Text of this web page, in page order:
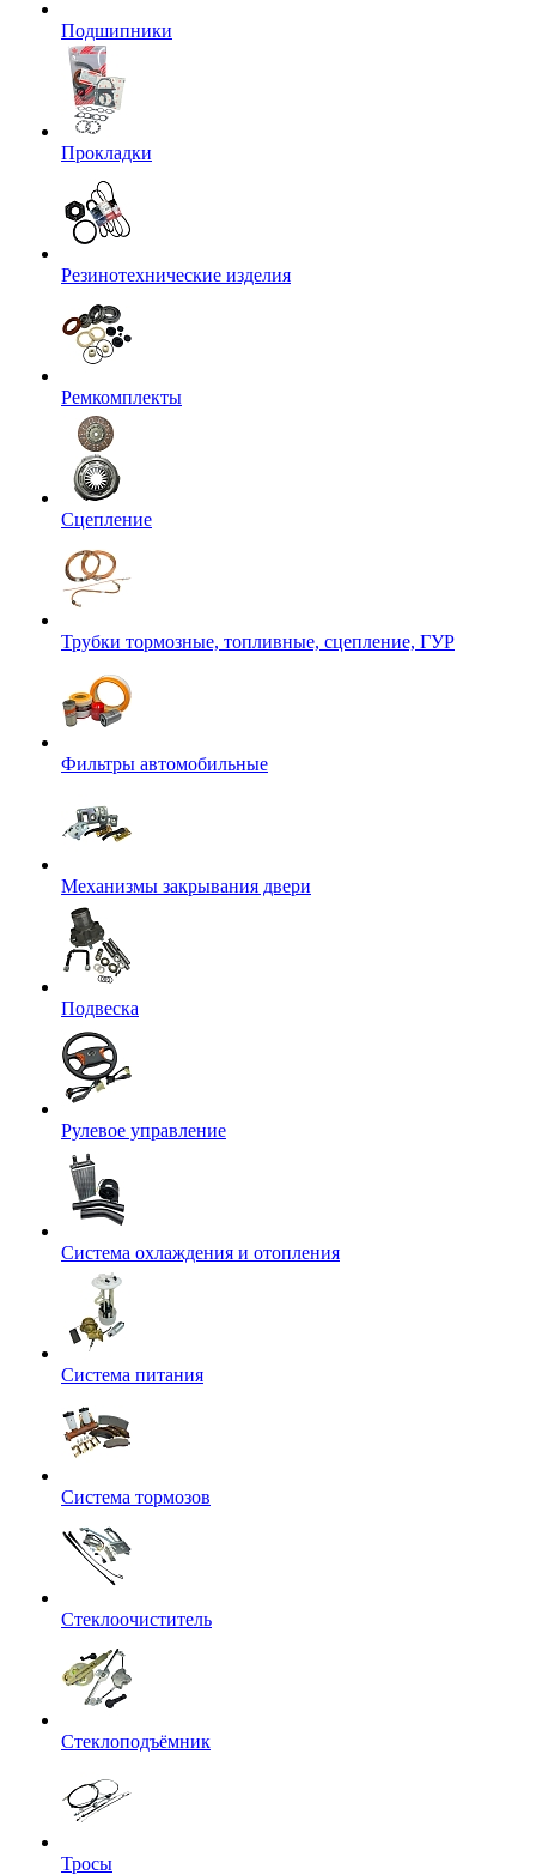
Подшипники
Прокладки
Резинотехнические изделия
Ремкомплекты
Сцепление
Трубки тормозные, топливные, сцепление, ГУР
Фильтры автомобильные
Механизмы закрывания двери
Подвеска
Рулевое управление
Система охлаждения и отопления
Система питания
Система тормозов
Стеклоочиститель
Стеклоподъёмник
Тросы